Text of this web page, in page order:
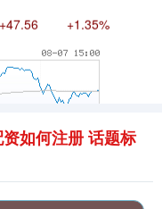
如何注册 话题标